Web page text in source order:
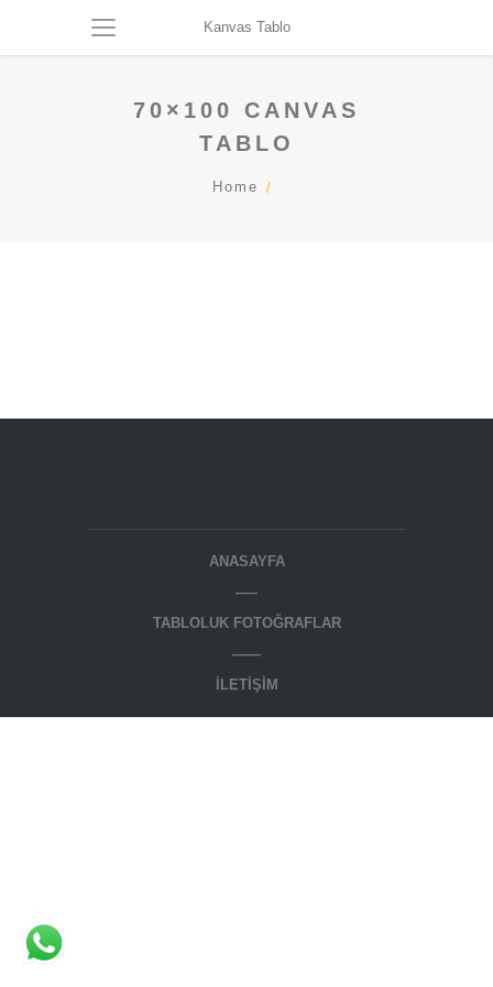
Kanvas Tablo
70×100 CANVAS
TABLO
Home
ANASAYFA
—–
TABLOLUK FOTOĞRAFLAR
——
İLETIŞIM